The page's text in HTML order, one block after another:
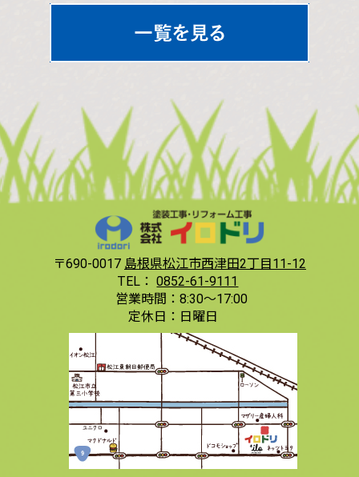
〒690-0017 島根県松江市西津田2丁目11-12
TEL： 0852-61-9111
営業時間： 8:30〜17:00
定休日： 日曜日